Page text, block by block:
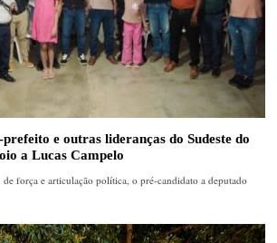
e outras lideranças do Sudeste do
a Lucas Campelo
de força e articulação política, o pré-candidato a deputado